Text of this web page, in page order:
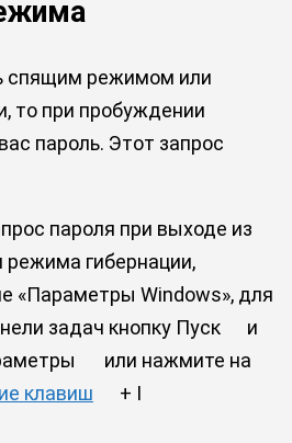
спящим режимом или
то при пробуждении
пароль. Этот запрос
пароля при выходе из
гибернации,
«Параметры Windows», для
задач кнопку Пуск
и
или нажмите на
клавиш + I